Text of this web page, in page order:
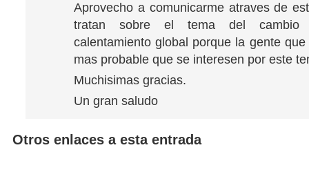
Aprovecho a comunicarme atraves de
tratan sobre el tema del cambio
calentamiento global porque la gente
mas probable que se interesen por este
Muchisimas gracias.
Un gran saludo
Otros enlaces a esta entrada